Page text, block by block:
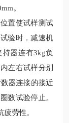
。
置使试样测试
验时，减速机
器连有3kg负
左右试样分别
器连接的接近
数试验停止。
劳性。